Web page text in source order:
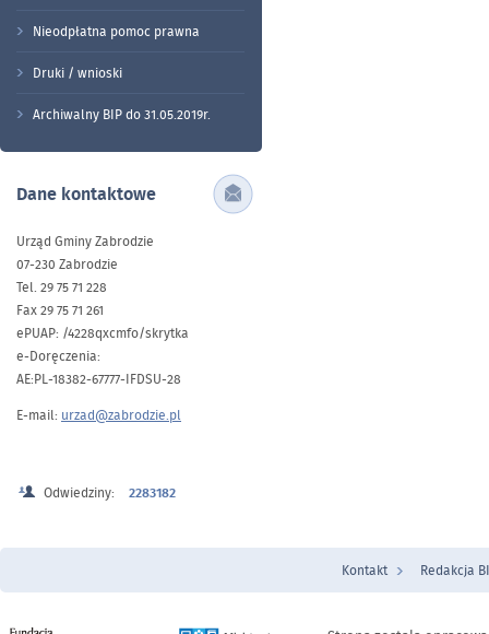
Nieodpłatna pomoc prawna
Druki / wnioski
Archiwalny BIP do 31.05.2019r.
Dane kontaktowe
Urząd Gminy Zabrodzie
07-230 Zabrodzie
Tel. 29 75 71 228
Fax 29 75 71 261
ePUAP: /4228qxcmfo/skrytka
e-Doręczenia:
AE:PL-18382-67777-IFDSU-28
E-mail: urzad@zabrodzie.pl
Odwiedziny: 2283182
Menu Stopka
Kontakt Redakcja